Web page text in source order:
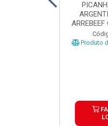
Produto